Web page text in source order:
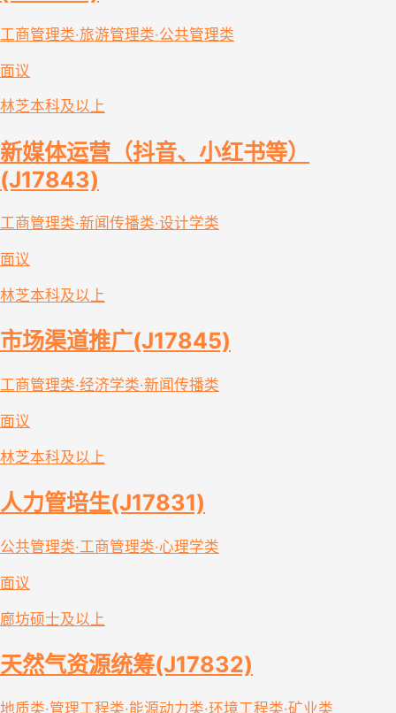
工商管理类·旅游管理类·公共管理类
面议
林芝本科及以上
新媒体运营（抖音、小红书等）
(J17843)
工商管理类·新闻传播类·设计学类
面议
林芝本科及以上
市场渠道推广(J17845)
工商管理类·经济学类·新闻传播类
面议
林芝本科及以上
人力管培生(J17831)
公共管理类·工商管理类·心理学类
面议
廊坊硕士及以上
天然气资源统筹(J17832)
地质类·管理工程类·能源动力类·环境工程类·矿业类